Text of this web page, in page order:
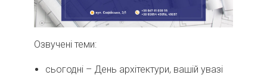
Озвучені теми:
сьогодні – День архітектури, вашій увазі